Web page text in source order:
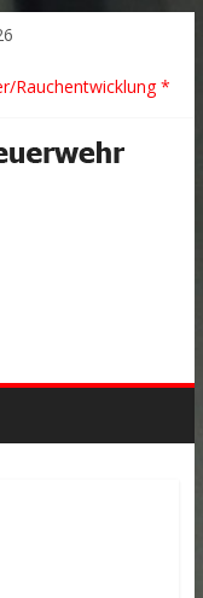
Rauchentwicklung *
Aufzug *